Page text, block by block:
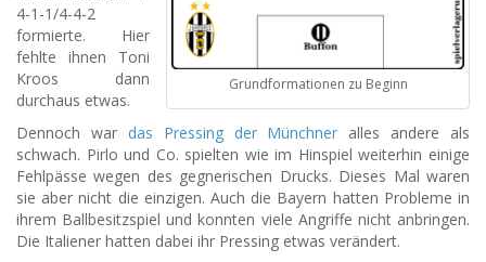
Grundformationen zu Beginn
4-1-1/4-4-2
formierte. Hier
fehlte ihnen Toni
Kroos dann
durchaus etwas.
Dennoch war das Pressing der Münchner alles andere als
schwach. Pirlo und Co. spielten wie im Hinspiel weiterhin einige
Fehlpässe wegen des gegnerischen Drucks. Dieses Mal waren
sie aber nicht die einzigen. Auch die Bayern hatten Probleme in
ihrem Ballbesitzspiel und konnten viele Angriffe nicht anbringen.
Die Italiener hatten dabei ihr Pressing etwas verändert.